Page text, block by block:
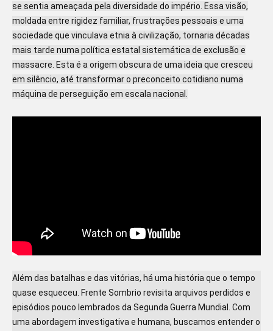
se sentia ameaçada pela diversidade do império. Essa visão,
moldada entre rigidez familiar, frustrações pessoais e uma
sociedade que vinculava etnia à civilização, tornaria décadas
mais tarde numa política estatal sistemática de exclusão e
massacre. Esta é a origem obscura de uma ideia que cresceu
em silêncio, até transformar o preconceito cotidiano numa
máquina de perseguição em escala nacional.
Além das batalhas e das vitórias, há uma história que o tempo
quase esqueceu. Frente Sombrio revisita arquivos perdidos e
episódios pouco lembrados da Segunda Guerra Mundial. Com
uma abordagem investigativa e humana, buscamos entender o